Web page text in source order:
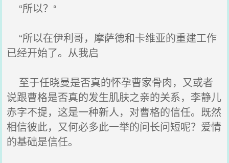
“所以？“
“所以在伊利哥，摩萨德和卡维亚的重建工作
已经开始了。从我启
至于任晓曼是否真的怀孕曹家骨肉，又或者
说跟曹格是否真的发生肌肤之亲的关系，李静儿
赤字不提，这是一种新人，对曹格的信任。既然
相信彼此，又何必多此一举的问长问短呢？爱情
的基础是信任。